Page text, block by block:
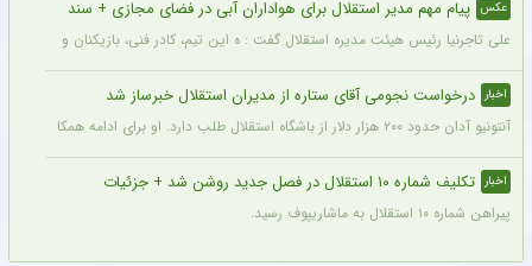
مدافع پیشین تیم های فوتبال استقلال و سپاهان یکی از گزینه های تقویت خط دفاعی
عکس پشت پرده جلسه ناگهانی جواد نکونام با آقای مدیرعامل چه بود ؟ + عکس
نخستین جلسه مدیرعامل تراکتور با جواد نکونام دقایقی پیش در ساختمان باشگاه برگزار
اخبار سرمربی تیم مشهور لیگ برتری نقره داغ شد + جزئیات
جواد نکونام کاپیتان پیشین تیم ملی ایران به عنوان سرمربی جدید تیم تراکتور انتخاب شد.